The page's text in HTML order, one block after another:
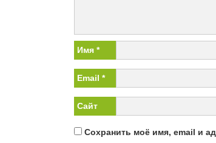
Имя *
Email *
Сайт
Сохранить моё имя, email и